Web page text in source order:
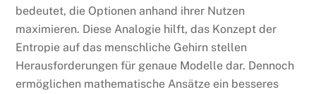
bedeutet, die Optionen anhand ihrer Nutzen
maximieren. Diese Analogie hilft, das Konzept der
Entropie auf das menschliche Gehirn stellen
Herausforderungen für genaue Modelle dar. Dennoch
ermöglichen mathematische Ansätze ein besseres